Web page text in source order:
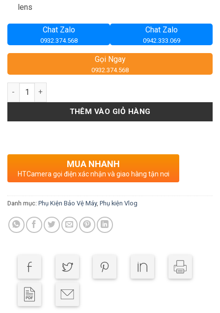
lens
Chat Zalo
0932.374.568
Chat Zalo
0942.333.069
Gọi Ngay
0932.374.568
Số lượng
THÊM VÀO GIỎ HÀNG
MUA NHANH
HTCamera gọi điện xác nhận và giao hàng tận nơi
Danh mục: Phụ Kiện Bảo Vệ Máy, Phụ kiện Vlog